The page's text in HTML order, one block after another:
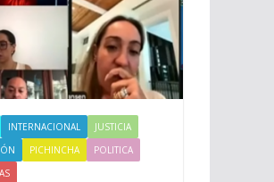
INTERNACIONAL
JUSTICIA
PICHINCHA
POLITICA